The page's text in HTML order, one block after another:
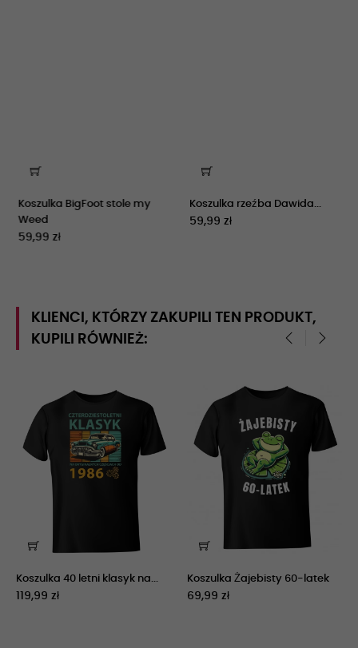
Koszulka BigFoot stole my
Weed
59,99 zł
Koszulka rzeźba Dawida...
59,99 zł
KLIENCI, KTÓRZY ZAKUPILI TEN PRODUKT,
KUPILI RÓWNIEŻ:
Koszulka 40 letni klasyk na...
119,99 zł
Koszulka Żajebisty 60-latek
69,99 zł